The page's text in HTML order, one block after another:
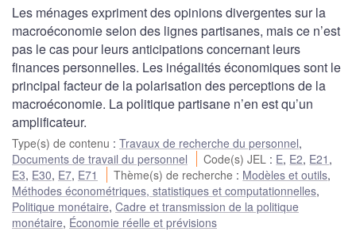
Les ménages expriment des opinions divergentes sur la
macroéconomie selon des lignes partisanes, mais ce n’est
pas le cas pour leurs anticipations concernant leurs
finances personnelles. Les inégalités économiques sont le
principal facteur de la polarisation des perceptions de la
macroéconomie. La politique partisane n’en est qu’un
amplificateur.
Type(s) de contenu : Travaux de recherche du personnel,
Documents de travail du personnel
Code(s) JEL : E, E2, E21 ,
E3, E30, E7, E71 Thème(s) de recherche : Modèles et outils,
Méthodes économétriques, statistiques et computationnelles,
Politique monétaire, Cadre et transmission de la politique
monétaire, Économie réelle et prévisions